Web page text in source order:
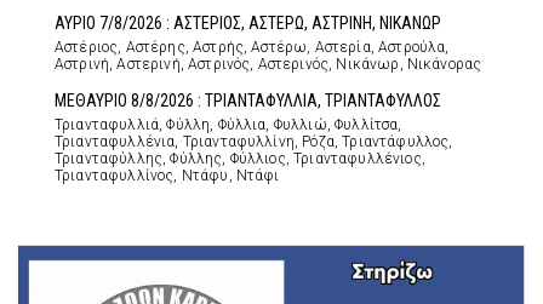
ΑΥΡΙΟ 7/8/2026 : ΑΣΤΕΡΙΟΣ, ΑΣΤΕΡΩ, ΑΣΤΡΙΝΗ, ΝΙΚΑΝΩΡ
Αστέριος, Αστέρης, Αστρής, Αστέρω, Αστερία, Αστρούλα,
Αστρινή, Αστερινή, Αστρινός, Αστερινός, Νικάνωρ, Νικάνορας
ΜΕΘΑΥΡΙΟ 8/8/2026 : ΤΡΙΑΝΤΑΦΥΛΛΙΑ, ΤΡΙΑΝΤΑΦΥΛΛΟΣ
Τριανταφυλλιά, Φύλλη, Φύλλια, Φυλλιώ, Φυλλίτσα,
Τριανταφυλλένια, Τριανταφυλλίνη, Ρόζα, Τριαντάφυλλος,
Τριανταφύλλης, Φύλλης, Φύλλιος, Τριανταφυλλένιος,
Τριανταφυλλίνος, Ντάφυ, Ντάφι